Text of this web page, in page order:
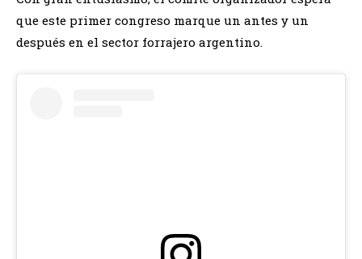
que este primer congreso marque un antes y un
después en el sector forrajero argentino.